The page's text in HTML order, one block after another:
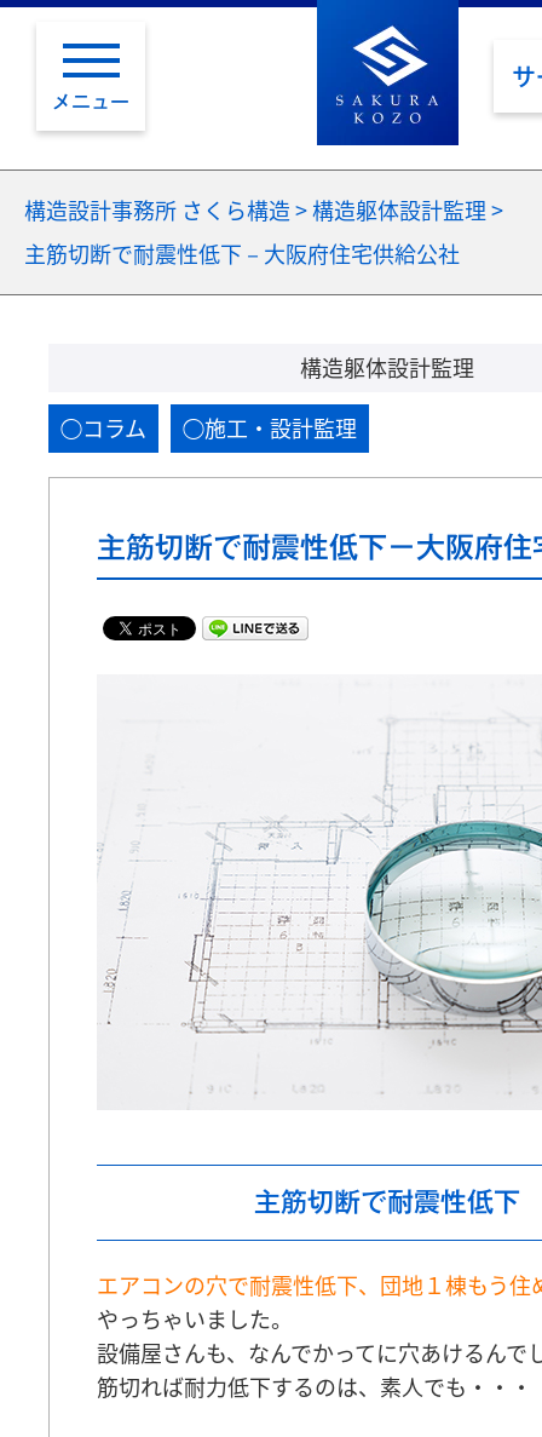
メニュー
サ
構造設計事務所 さくら構造>構造躯体設計監理>
主筋切断で耐震性低下－大阪府住宅供給公社
構造躯体設計監理
コラム
施工・設計監理
主筋切断で耐震性低下－大阪府住
主筋切断で耐震性低下
エアコンの穴で耐震性低下、団地１棟もう住
やっちゃいました。
設備屋さんも、なんでかってに穴あけるんで
筋切れば耐力低下するのは、素人でも・・・